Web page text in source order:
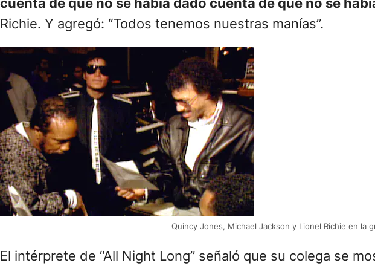
Richie. Y agregó: “Todos tenemos nuestras manías”.
Quincy Jones, Michael Jackson y Lionel Richie en la
El intérprete de “All Night Long” señaló que su colega se